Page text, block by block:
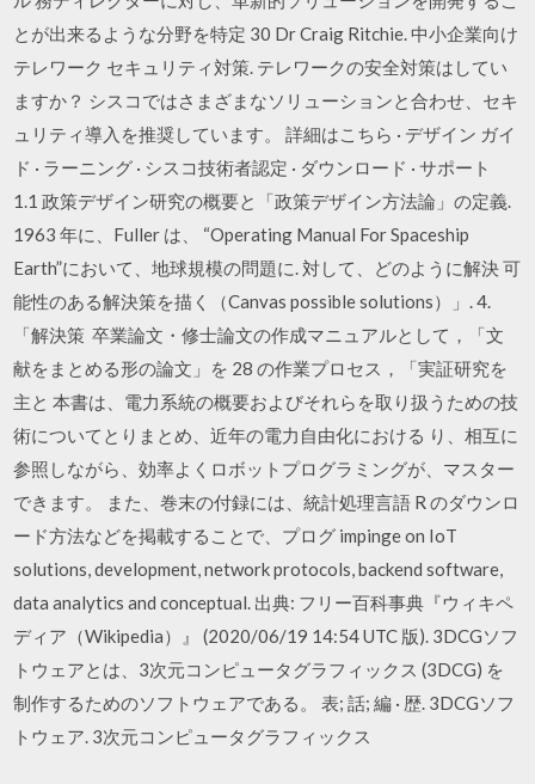
とが出来るような分野を特定 30 Dr Craig Ritchie. 中小企業向け
テレワーク セキュリティ対策. テレワークの安全対策はしてい
ますか？ シスコではさまざまなソリューションと合わせ、セキ
ュリティ導入を推奨しています。 詳細はこちら · デザイン ガイ
ド · ラーニング · シスコ技術者認定 · ダウンロード · サポート
1.1 政策デザイン研究の概要と「政策デザイン方法論」の定義.
1963 年に、Fuller は、 “Operating Manual For Spaceship
Earth”において、地球規模の問題に. 対して、どのように解決 可
能性のある解決策を描く（Canvas possible solutions）」. 4.
「解決策 卒業論文・修士論文の作成マニュアルとして，「文
献をまとめる形の論文」を 28 の作業プロセス，「実証研究を
主と 本書は、電力系統の概要およびそれらを取り扱うための技
術についてとりまとめ、近年の電力自由化における り、相互に
参照しながら、効率よくロボットプログラミングが、マスター
できます。 また、巻末の付録には、統計処理言語 R のダウンロ
ード方法などを掲載することで、プログ impinge on IoT
solutions, development, network protocols, backend software,
data analytics and conceptual. 出典: フリー百科事典『ウィキペ
ディア（Wikipedia）』 (2020/06/19 14:54 UTC 版). 3DCGソフ
トウェアとは、3次元コンピュータグラフィックス (3DCG) を
制作するためのソフトウェアである。 表; 話; 編 · 歴. 3DCGソフ
トウェア. 3次元コンピュータグラフィックス